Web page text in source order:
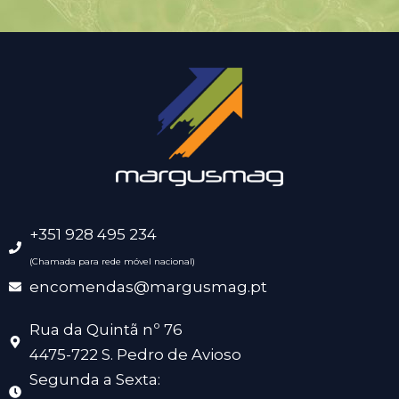
+351 928 495 234
(Chamada para rede móvel nacional)
encomendas@margusmag.pt
Rua da Quintã nº 76
4475-722 S. Pedro de Avioso
Segunda a Sexta: